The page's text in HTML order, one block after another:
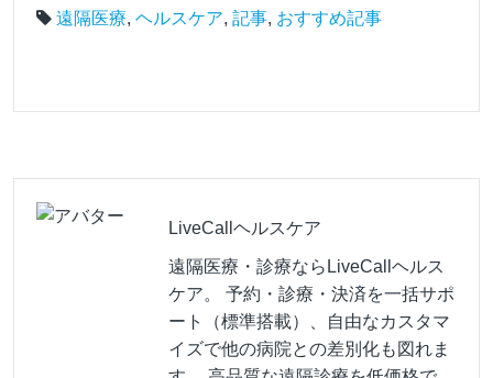
遠隔医療, ヘルスケア, 記事, おすすめ記事
LiveCallヘルスケア
遠隔医療・診療ならLiveCallヘルス
ケア。 予約・診療・決済を一括サポ
ート（標準搭載）、自由なカスタマ
イズで他の病院との差別化も図れま